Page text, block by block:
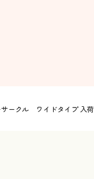
サークル ワイドタイプ 入荷